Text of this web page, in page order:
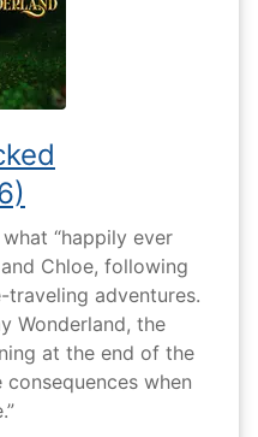
“happily ever
Chloe, following
adventures.
Wonderland, the
at the end of the
consequences when